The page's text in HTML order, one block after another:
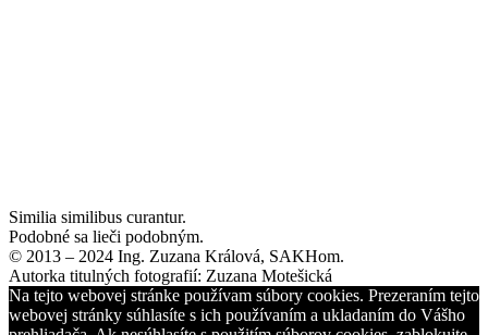
Similia similibus curantur.
Podobné sa lieči podobným.
© 2013 – 2024 Ing. Zuzana Králová, SAKHom.
Autorka titulných fotografií: Zuzana Motešická
Na tejto webovej stránke používam súbory cookies. Prezeraním tejto
webovej stránky súhlasíte s ich používaním a ukladaním do Vášho